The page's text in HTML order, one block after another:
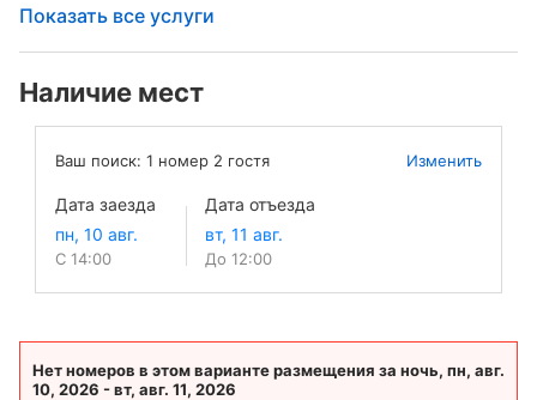
Показать все услуги
Наличие мест
Ваш поиск: 1 номер 2 гостя Изменить
Дата заезда
С 14:00
Дата отъезда
До 12:00
Нет номеров в этом варианте размещения за ночь, пн, авг.
10, 2026 - вт, авг. 11, 2026